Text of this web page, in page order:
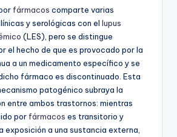
fármacos comparte varias
y serológicas con el lupus
(LES), pero se distingue
el hecho de que es provocado por la
a un medicamento específico y se
fármaco es discontinuado. Esta
patogénico subraya la
entre ambos trastornos: mientras
por fármacos es transitorio y
exposición a una sustancia externa,